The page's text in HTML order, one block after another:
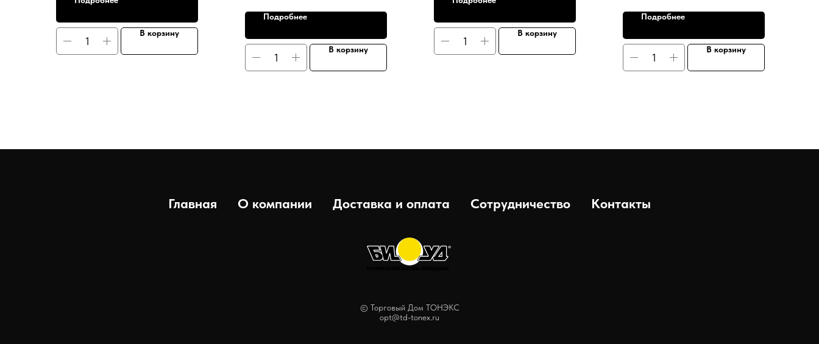
В корзину
Подробнее
В корзину
В корзину
Подробнее
В корзину
Главная О компании Доставка и оплата Сотрудничество Контакты
© Торговый Дом ТОНЭКС
opt@td-tonex.ru